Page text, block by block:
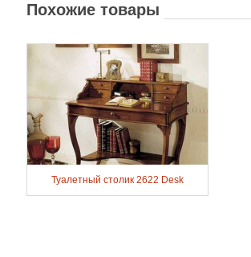
Похожие товары
Туалетный столик 2622 Desk